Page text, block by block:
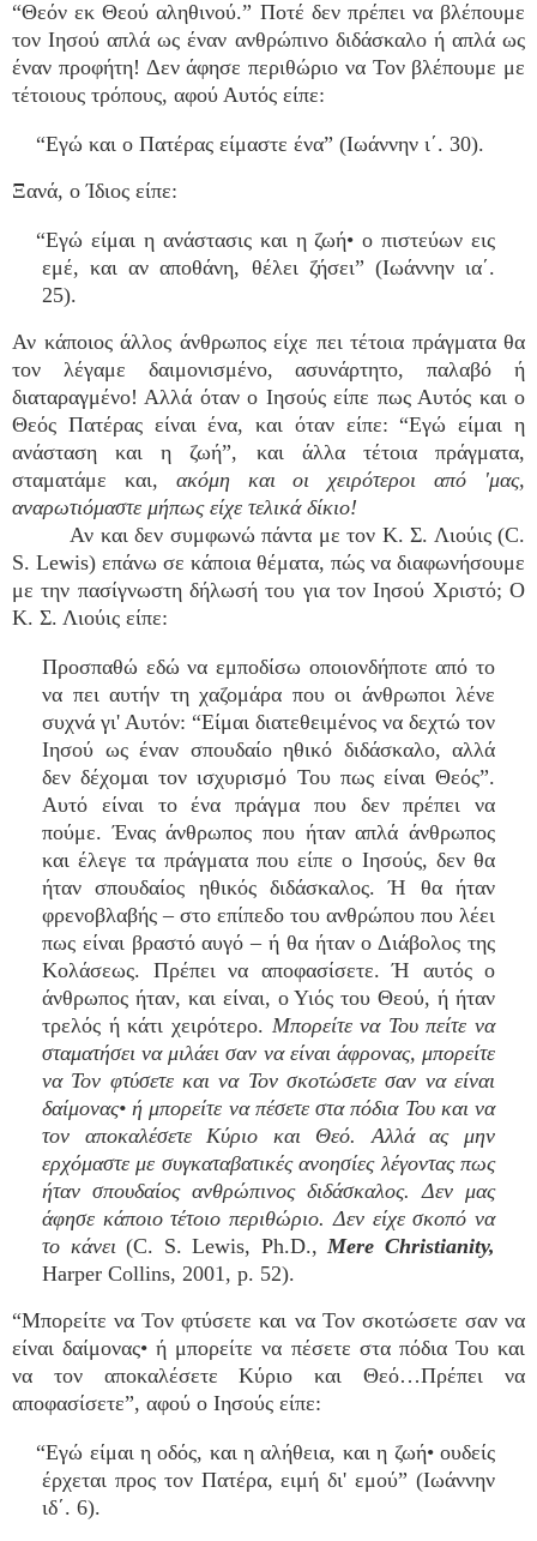
“Θεόν εκ Θεού αληθινού.” Ποτέ δεν πρέπει να βλέπουμε
τον Ιησού απλά ως έναν ανθρώπινο διδάσκαλο ή απλά ως
έναν προφήτη! Δεν άφησε περιθώριο να Τον βλέπουμε με
τέτοιους τρόπους, αφού Αυτός είπε:
“Εγώ και ο Πατέρας είμαστε ένα” (Ιωάννην ι΄. 30).
Ξανά, ο Ίδιος είπε:
“Εγώ είμαι η ανάστασις και η ζωή• ο πιστεύων εις
εμέ, και αν αποθάνη, θέλει ζήσει” (Ιωάννην ια΄.
25).
Αν κάποιος άλλος άνθρωπος είχε πει τέτοια πράγματα θα
τον λέγαμε δαιμονισμένο, ασυνάρτητο, παλαβό ή
διαταραγμένο! Αλλά όταν ο Ιησούς είπε πως Αυτός και ο
Θεός Πατέρας είναι ένα, και όταν είπε: “Εγώ είμαι η
ανάσταση και η ζωή”, και άλλα τέτοια πράγματα,
σταματάμε και, ακόμη και οι χειρότεροι από 'μας,
αναρωτιόμαστε μήπως είχε τελικά δίκιο!
Αν και δεν συμφωνώ πάντα με τον Κ. Σ. Λιούις (C.
S. Lewis) επάνω σε κάποια θέματα, πώς να διαφωνήσουμε
με την πασίγνωστη δήλωσή του για τον Ιησού Χριστό; Ο
Κ. Σ. Λιούις είπε:
Προσπαθώ εδώ να εμποδίσω οποιονδήποτε από το
να πει αυτήν τη χαζομάρα που οι άνθρωποι λένε
συχνά γι' Αυτόν: “Είμαι διατεθειμένος να δεχτώ τον
Ιησού ως έναν σπουδαίο ηθικό διδάσκαλο, αλλά
δεν δέχομαι τον ισχυρισμό Του πως είναι Θεός”.
Αυτό είναι το ένα πράγμα που δεν πρέπει να
πούμε. Ένας άνθρωπος που ήταν απλά άνθρωπος
και έλεγε τα πράγματα που είπε ο Ιησούς, δεν θα
ήταν σπουδαίος ηθικός διδάσκαλος. Ή θα ήταν
φρενοβλαβής – στο επίπεδο του ανθρώπου που λέει
πως είναι βραστό αυγό – ή θα ήταν ο Διάβολος της
Κολάσεως. Πρέπει να αποφασίσετε. Ή αυτός ο
άνθρωπος ήταν, και είναι, ο Υιός του Θεού, ή ήταν
τρελός ή κάτι χειρότερο. Μπορείτε να Του πείτε να
σταματήσει να μιλάει σαν να είναι άφρονας, μπορείτε
να Τον φτύσετε και να Τον σκοτώσετε σαν να είναι
δαίμονας• ή μπορείτε να πέσετε στα πόδια Του και να
τον αποκαλέσετε Κύριο και Θεό. Αλλά ας μην
ερχόμαστε με συγκαταβατικές ανοησίες λέγοντας πως
ήταν σπουδαίος ανθρώπινος διδάσκαλος. Δεν μας
άφησε κάποιο τέτοιο περιθώριο. Δεν είχε σκοπό να
το κάνει(C. S. Lewis, Ph.D.,Mere Christianity,
Harper Collins, 2001, p. 52).
“Μπορείτε να Τον φτύσετε και να Τον σκοτώσετε σαν να
είναι δαίμονας• ή μπορείτε να πέσετε στα πόδια Του και
να τον αποκαλέσετε Κύριο και Θεό…Πρέπει να
αποφασίσετε”, αφού ο Ιησούς είπε:
“Εγώ είμαι η οδός, και η αλήθεια, και η ζωή• ουδείς
έρχεται προς τον Πατέρα, ειμή δι' εμού” (Ιωάννην
ιδ΄. 6).